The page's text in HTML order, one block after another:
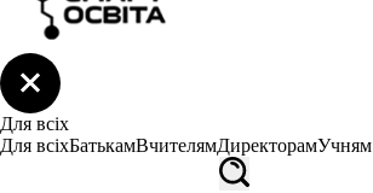
Для всіх
Для всіхБатькамВчителямДиректорамУчням